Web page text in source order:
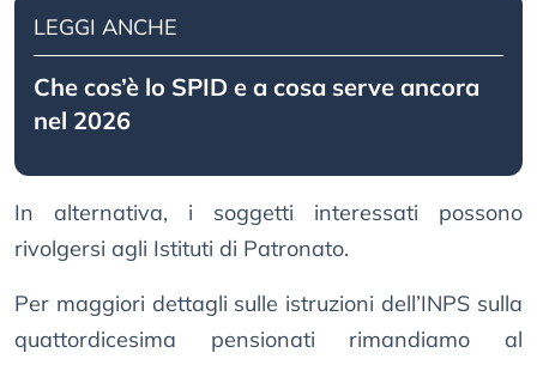
LEGGI ANCHE
Che cos’è lo SPID e a cosa serve ancora
nel 2026
In alternativa, i soggetti interessati possono
rivolgersi agli Istituti di Patronato.
Per maggiori dettagli sulle istruzioni dell’INPS sulla
quattordicesima pensionati rimandiamo al